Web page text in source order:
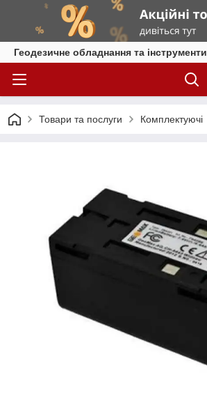
Геодезичне обладнання та інструменти
Товари та послуги Комплектуючі